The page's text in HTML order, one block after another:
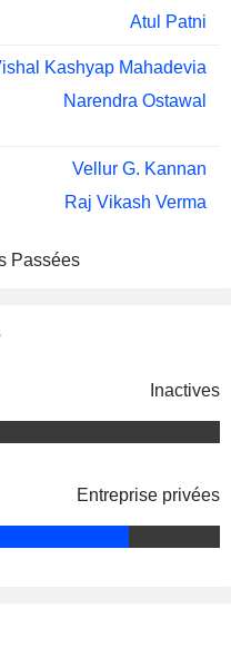
Atul Patni
Kashyap Mahadevia
Narendra Ostawal
Vellur G. Kannan
Raj Vikash Verma
Kashyap Mahadevia
Passées
Inactives
Entreprise privées